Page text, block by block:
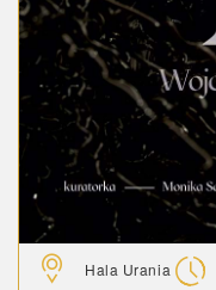
Hala Urania